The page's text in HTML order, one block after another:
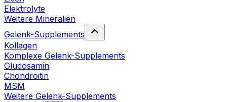
Elektrolyte
Weitere Mineralien
Gelenk-Supplements
Kollagen
Komplexe Gelenk-Supplements
Glucosamin
Chondroitin
MSM
Weitere Gelenk-Supplements